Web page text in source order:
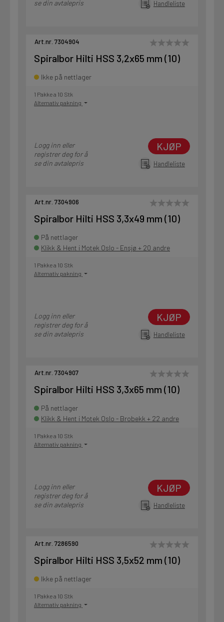
se din avtalepris Handleliste
Art.nr. 7304904
Spiralbor Hilti HSS 3,2x65 mm (10)
Ikke på nettlager
1 Pakke a 10 Stk
Alternativ pakning
Logg inn eller
registrer deg for å
se din avtalepris
KJØP
Handleliste
Art.nr. 7304906
Spiralbor Hilti HSS 3,3x49 mm (10)
På nettlager
Klikk & Hent i Motek Oslo - Ensjø + 20 andre
1 Pakke a 10 Stk
Alternativ pakning
Logg inn eller
registrer deg for å
se din avtalepris
KJØP
Handleliste
Art.nr. 7304907
Spiralbor Hilti HSS 3,3x65 mm (10)
På nettlager
Klikk & Hent i Motek Oslo - Brobekk + 22 andre
1 Pakke a 10 Stk
Alternativ pakning
Logg inn eller
registrer deg for å
se din avtalepris
KJØP
Handleliste
Art.nr. 7286590
Spiralbor Hilti HSS 3,5x52 mm (10)
Ikke på nettlager
1 Pakke a 10 Stk
Alternativ pakning